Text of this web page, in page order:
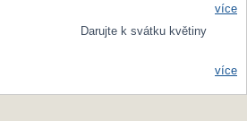
více
Darujte k svátku květiny
více